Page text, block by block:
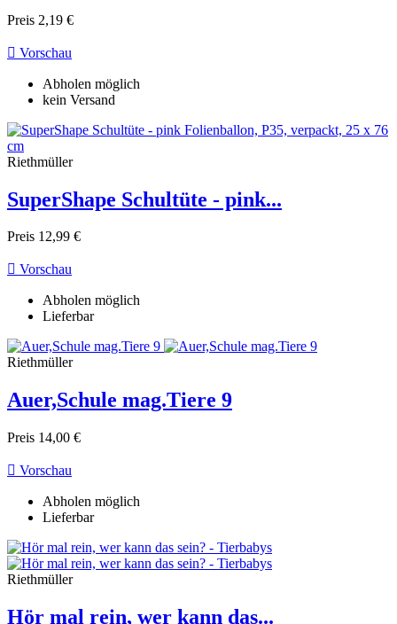
Preis 2,19 €
 Vorschau
Abholen möglich
kein Versand
Riethmüller
SuperShape Schultüte - pink...
Preis 12,99 €
 Vorschau
Abholen möglich
Lieferbar
Riethmüller
Auer,Schule mag.Tiere 9
Preis 14,00 €
 Vorschau
Abholen möglich
Lieferbar
Riethmüller
Hör mal rein, wer kann das...